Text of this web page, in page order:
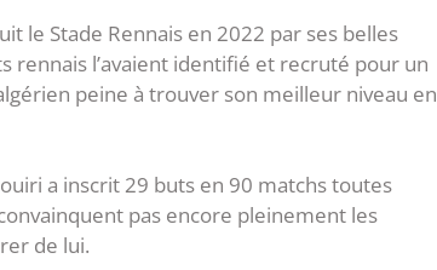
le Stade Rennais en 2022 par ses belles
rennais l’avaient identifié et recruté pour un
peine à trouver son meilleur niveau en
a inscrit 29 buts en 90 matchs toutes
pas encore pleinement les
de lui.